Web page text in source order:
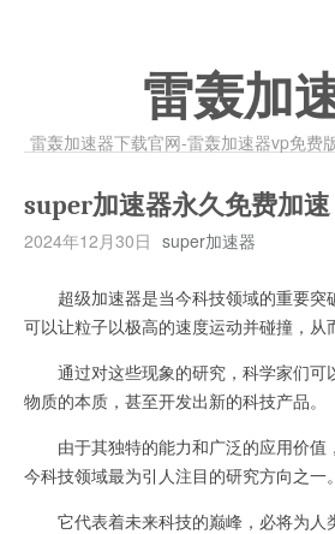
雷轰加
雷轰加速器下载官网-雷轰加速器vp免费
super加速器永久免费加速
2024年12月30日 super加速器
超级加速器是当今科技领域的重要突
可以让粒子以极高的速度运动并碰撞，从
通过对这些现象的研究，科学家们可
物质的本质，甚至开发出新的科技产品。
由于其独特的能力和广泛的应用价值
今科技领域最为引人注目的研究方向之一。
它代表着未来科技的巅峰，必将为人